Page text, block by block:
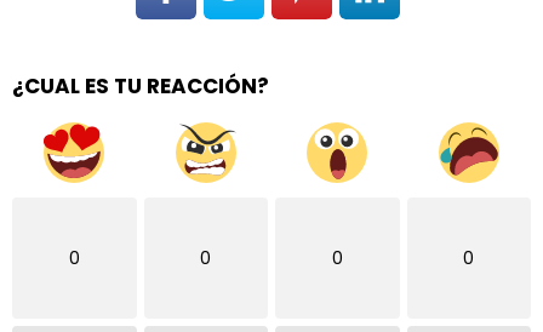
¿CUAL ES TU REACCIÓN?
0 0 0 0